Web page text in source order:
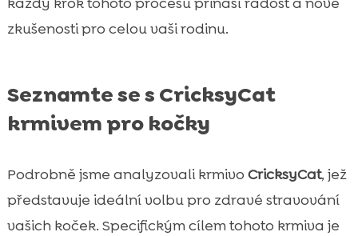
zkušenosti pro celou vaši rodinu.
Seznamte se s CricksyCat
krmivem pro kočky
Podrobně jsme analyzovali krmivo CricksyCat, jež
představuje ideální volbu pro zdravé stravování
vašich koček. Specifickým cílem tohoto krmiva je